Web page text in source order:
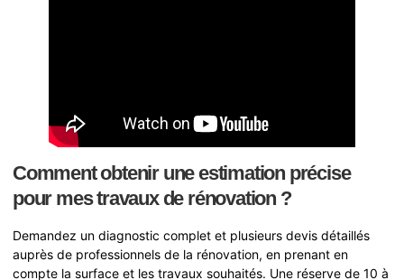
Comment obtenir une estimation précise
pour mes travaux de rénovation ?
Demandez un diagnostic complet et plusieurs devis détaillés
auprès de professionnels de la rénovation, en prenant en
compte la surface et les travaux souhaités. Une réserve de 10 à